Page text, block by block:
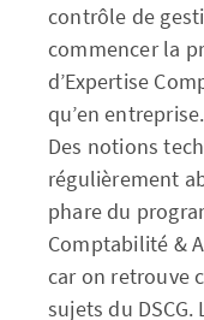
contrôle de
commencer la
d’Expertise
qu’en entreprise.
Des notions
régulièrement
phare du
Comptabilité &
car on retrouve
sujets du